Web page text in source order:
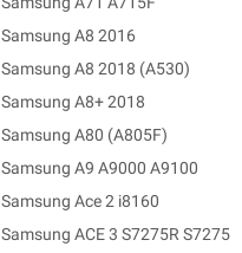
Samsung A8 2016
Samsung A8 2018 (A530)
Samsung A8+ 2018
Samsung A80 (A805F)
Samsung A9 A9000 A9100
Samsung Ace 2 i8160
Samsung ACE 3 S7275R S7275